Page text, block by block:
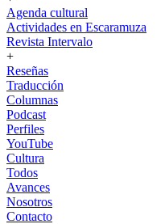
Agenda cultural
Actividades en Escaramuza
Revista Intervalo
+
Reseñas
Traducción
Columnas
Podcast
Perfiles
YouTube
Cultura
Todos
Avances
Nosotros
Contacto